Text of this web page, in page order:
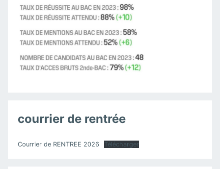
courrier de rentrée
Courrier de RENTREE 2026 Télécharger